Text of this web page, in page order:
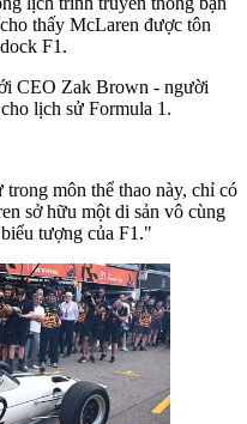
thấy McLaren được tôn
F1.
CEO Zak Brown - người
lịch sử Formula 1.
môn thể thao này, chỉ có
sở hữu một di sản vô cùng
tượng của F1."